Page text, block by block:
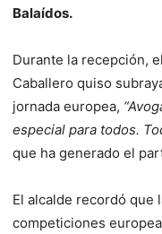
Balaídos.
Durante la recepción,
Caballero quiso
jornada europea,
especial para todos.
que ha generado el
El alcalde recordó que
competiciones